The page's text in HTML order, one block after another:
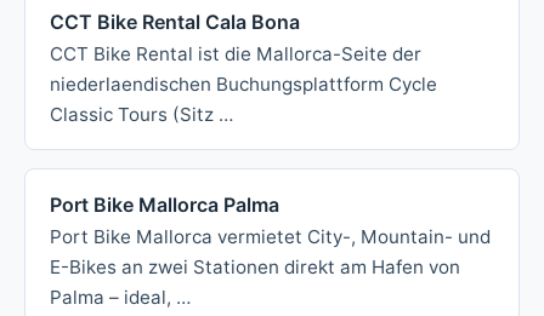
CCT Bike Rental Cala Bona
CCT Bike Rental ist die Mallorca-Seite der
niederlaendischen Buchungsplattform Cycle
Classic Tours (Sitz …
Port Bike Mallorca Palma
Port Bike Mallorca vermietet City-, Mountain- und
E-Bikes an zwei Stationen direkt am Hafen von
Palma – ideal, …